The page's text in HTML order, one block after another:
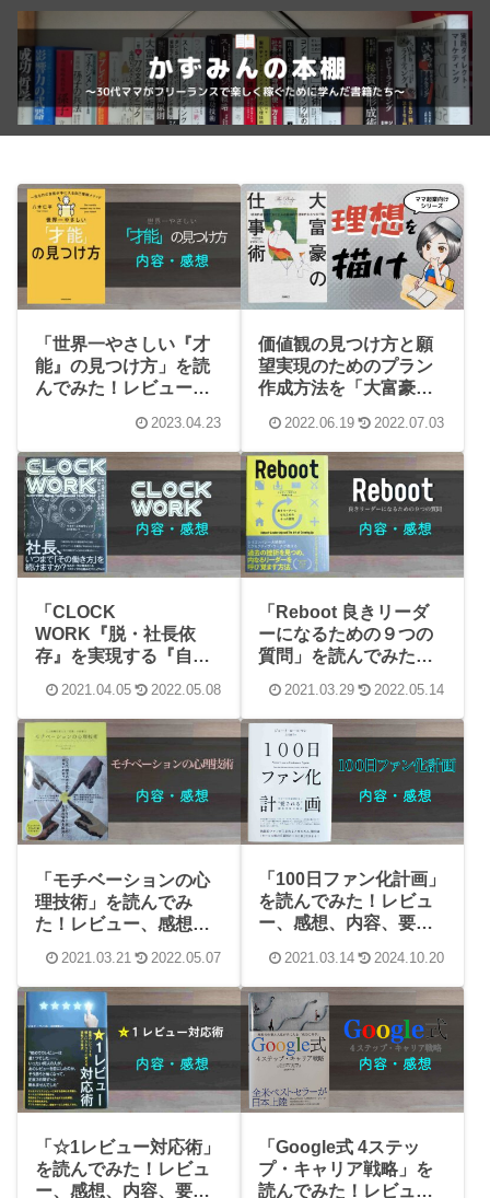
「世界一やさしい『才
能』の見つけ方」を読
んでみた！レビューと
2023.04.23
価値観の見つけ方と願
望実現のためのプラン
作成方法を「大富豪の
マ起業×ビジネス書シリ
ーズ#1】
2022.06.19 2022.07.03
「CLOCK
WORK『脱・社長依
存』を実現する『自動
方」を読んでみた！レ
ビュー、感想、内容、
要約まとめ
2021.04.05 2022.05.08
「Reboot 良きリーダ
ーになるための９つの
質問」を読んでみた！
容、要約まとめ
2021.03.29 2022.05.14
「モチベーションの心
理技術」を読んでみ
た！レビュー、感想、
2021.03.21 2022.05.07
「100日ファン化計画」
を読んでみた！レビュ
ー、感想、内容、要約
2021.03.14 2024.10.20
「☆1レビュー対応術」
を読んでみた！レビュ
ー、感想、内容、要約
「Google式 4ステッ
プ・キャリア戦略」を
読んでみた！レビュ